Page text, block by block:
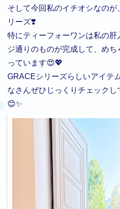
そして今回私のイチオシなの
リーズ❣️
特にティーフォーワンは私の
ジ通りのものが完成して、め
っています😍💖
GRACEシリーズらしいアイテ
なさんぜひじっくりチェック
😊✨